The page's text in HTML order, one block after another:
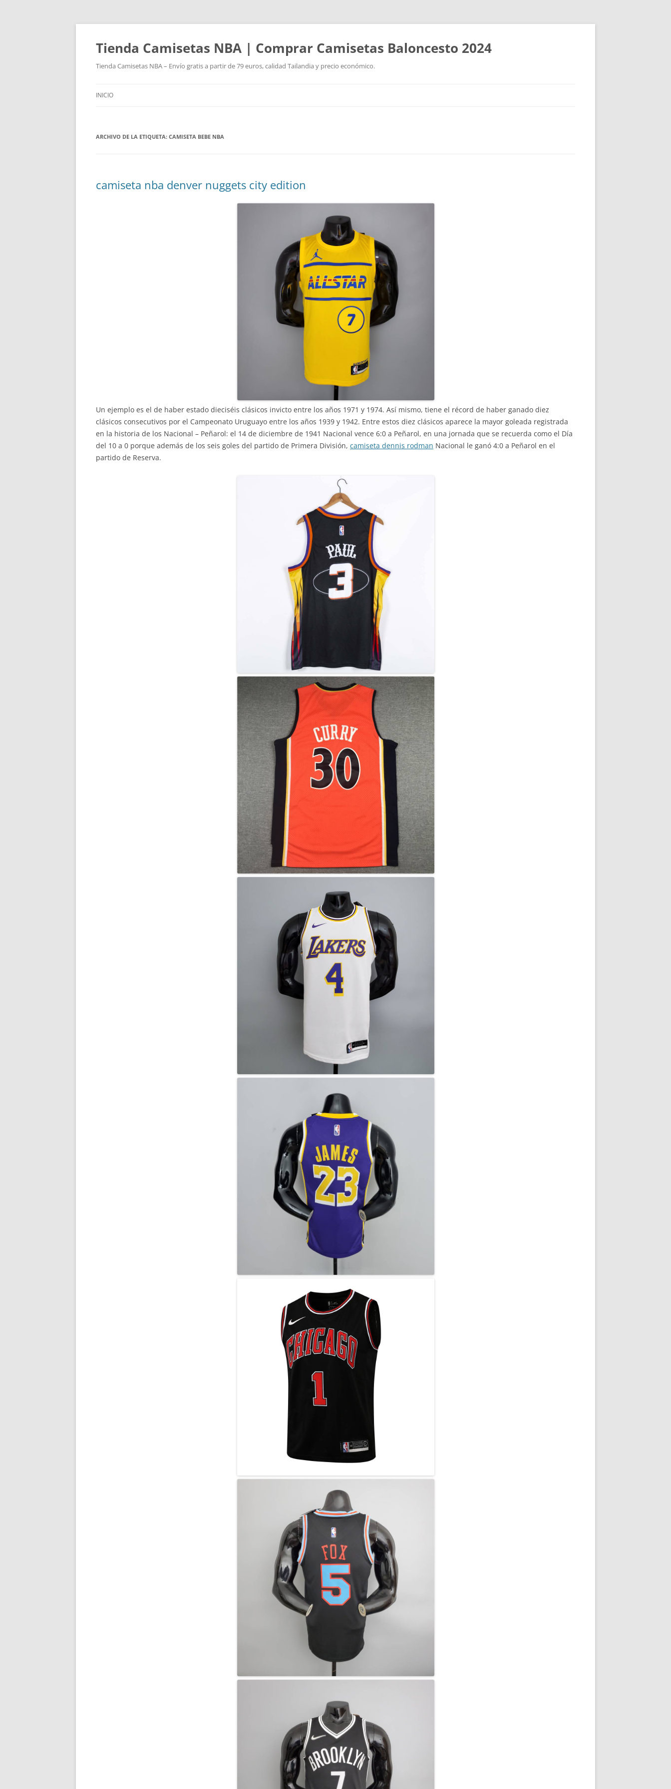
Tienda Camisetas NBA | Comprar Camisetas Baloncesto 2024
Tienda Camisetas NBA – Envío gratis a partir de 79 euros, calidad Tailandia y precio económico.
INICIO
ARCHIVO DE LA ETIQUETA: CAMISETA BEBE NBA
camiseta nba denver nuggets city edition
Un ejemplo es el de haber estado dieciséis clásicos invicto entre los años 1971 y 1974. Así mismo, tiene el récord de haber ganado diez
clásicos consecutivos por el Campeonato Uruguayo entre los años 1939 y 1942. Entre estos diez clásicos aparece la mayor goleada registrada
en la historia de los Nacional – Peñarol: el 14 de diciembre de 1941 Nacional vence 6:0 a Peñarol, en una jornada que se recuerda como el Día
del 10 a 0 porque además de los seis goles del partido de Primera División, camiseta dennis rodman Nacional le ganó 4:0 a Peñarol en el
partido de Reserva.